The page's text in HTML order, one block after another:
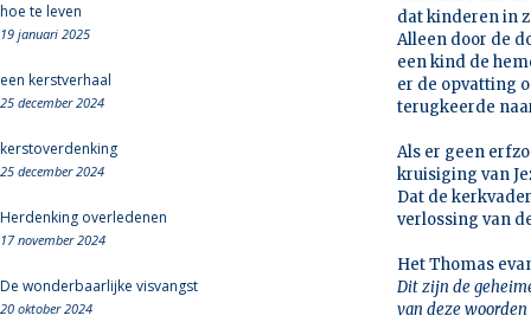
hoe te leven
19 januari 2025
een kerstverhaal
25 december 2024
kerstoverdenking
25 december 2024
Herdenking overledenen
17 november 2024
De wonderbaarlijke visvangst
20 oktober 2024
dat kinderen in
Alleen door de
een kind de
er de opvatting
terugkeerde
Als er geen
kruisiging van
Dat de
verlossing van
Het Thomas
Dit zijn de
van deze